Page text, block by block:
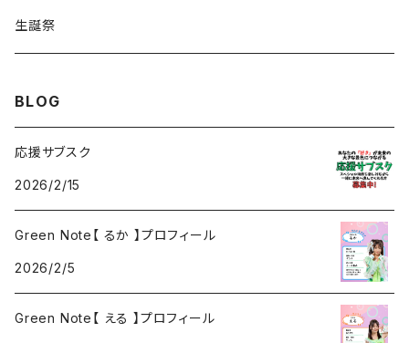
coTa
5000
生誕祭
BLOG
応援サブスク
2026/2/15
Green Note【 るか 】プロフィール
2026/2/5
Green Note【 える 】プロフィール